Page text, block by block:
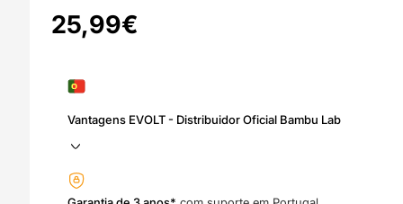
25,99€
Vantagens EVOLT - Distribuidor Oficial Bambu Lab